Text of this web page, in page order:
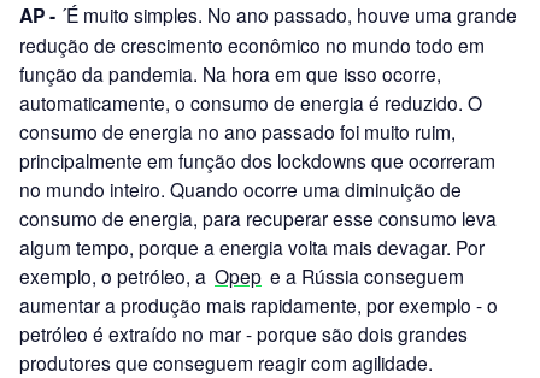
AP - ´É muito simples. No ano passado, houve uma grande
redução de crescimento econômico no mundo todo em
função da pandemia. Na hora em que isso ocorre,
automaticamente, o consumo de energia é reduzido. O
consumo de energia no ano passado foi muito ruim,
principalmente em função dos lockdowns que ocorreram
no mundo inteiro. Quando ocorre uma diminuição de
consumo de energia, para recuperar esse consumo leva
algum tempo, porque a energia volta mais devagar. Por
exemplo, o petróleo, a Opep e a Rússia conseguem
aumentar a produção mais rapidamente, por exemplo - o
petróleo é extraído no mar - porque são dois grandes
produtores que conseguem reagir com agilidade.